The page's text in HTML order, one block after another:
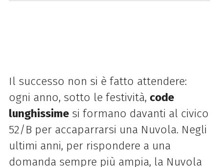
Il successo non si è fatto attendere:
ogni anno, sotto le festività, code
lunghissimesi formano davanti al civico
52/B per accaparrarsi una Nuvola. Negli
ultimi anni, per rispondere a una
domanda sempre più ampia, la Nuvola